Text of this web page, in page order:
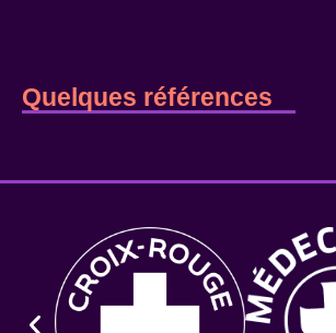
Quelques références